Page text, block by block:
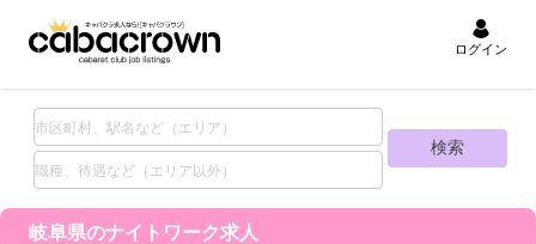
ログイン
岐阜県のナイトワーク求人